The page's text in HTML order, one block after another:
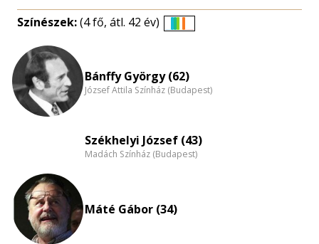
Színészek:(4 fő, átl. 42 év)
nagyítása
Bánffy György (62)
József Attila Színház (Budapest)
Székhelyi József (43)
Madách Színház (Budapest)
Máté Gábor (34)